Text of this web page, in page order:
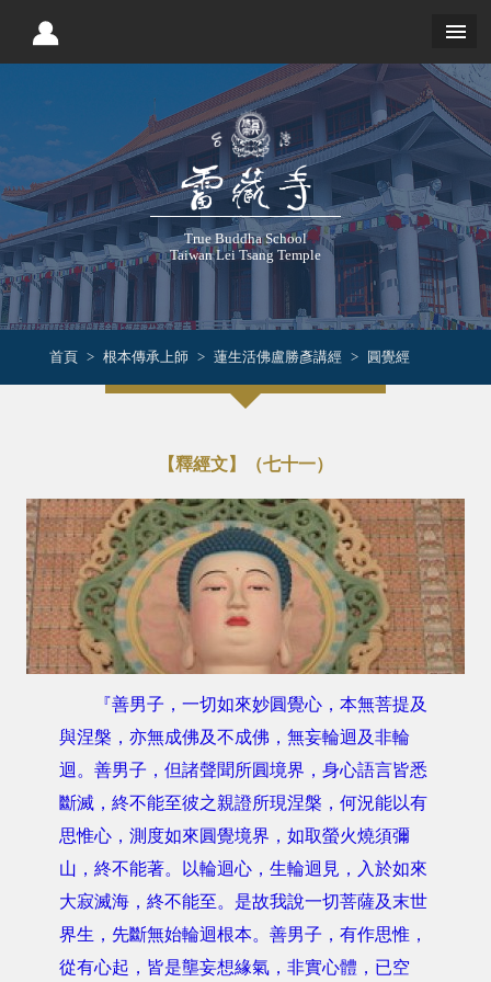
True Buddha School
Taiwan Lei Tsang Temple
首頁 根本傳承上師 蓮生活佛盧勝彥講經 圓覺經
【釋經文】（七十一）
『善男子，一切如來妙圓覺心，本無菩提及
與涅槃，亦無成佛及不成佛，無妄輪迴及非輪
迴。善男子，但諸聲聞所圓境界，身心語言皆悉
斷滅，終不能至彼之親證所現涅槃，何況能以有
思惟心，測度如來圓覺境界，如取螢火燒須彌
山，終不能著。以輪迴心，生輪迴見，入於如來
大寂滅海，終不能至。是故我說一切菩薩及末世
界生，先斷無始輪迴根本。善男子，有作思惟，
從有心起，皆是壟妄想緣氣，非實心體，已空